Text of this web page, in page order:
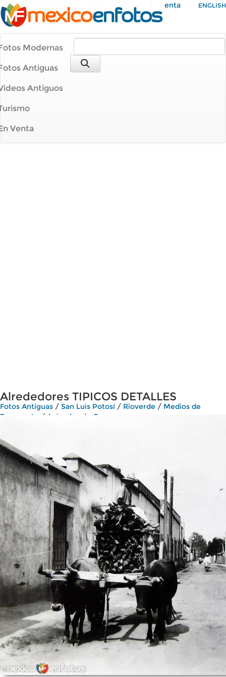
Mi Cuenta ENGLISH
Modernas
Antiguas
Antiguos
Venta
Alrededores TIPICOS DETALLES
Fotos Antiguas / San Luis Potosí / Rioverde / Medios de
Transporte
/ Animales de Carga